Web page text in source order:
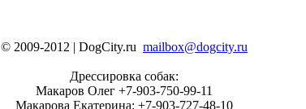
© 2009-2012 | DogCity.ru mailbox@dogcity.ru
Дрессировка собак:
Макаров Олег +7-903-750-99-11
Макарова Екатерина: +7-903-727-48-10